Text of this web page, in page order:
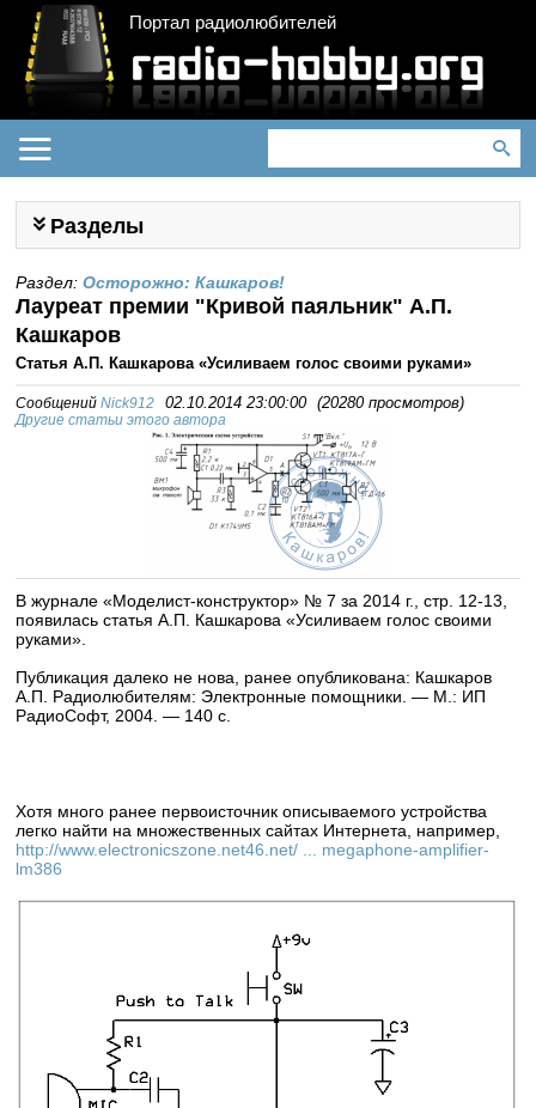
Портал радиолюбителей
Разделы
Раздел:Осторожно: Кашкаров!
Лауреат премии "Кривой паяльник" А.П.
Кашкаров
Статья А.П. Кашкарова «Усиливаем голос своими руками»
СообщенийNick912 02.10.2014 23:00:00 (20280 просмотров)
Другие статьи этого автора
В журнале «Моделист-конструктор» № 7 за 2014 г., стр. 12-13,
появилась статья А.П. Кашкарова «Усиливаем голос своими
руками».
Публикация далеко не нова, ранее опубликована: Кашкаров
А.П. Радиолюбителям: Электронные помощники. — М.: ИП
РадиоСофт, 2004. — 140 с.
Хотя много ранее первоисточник описываемого устройства
легко найти на множественных сайтах Интернета, например,
http://www.electronicszone.net46.net/ ... megaphone-amplifier-
lm386